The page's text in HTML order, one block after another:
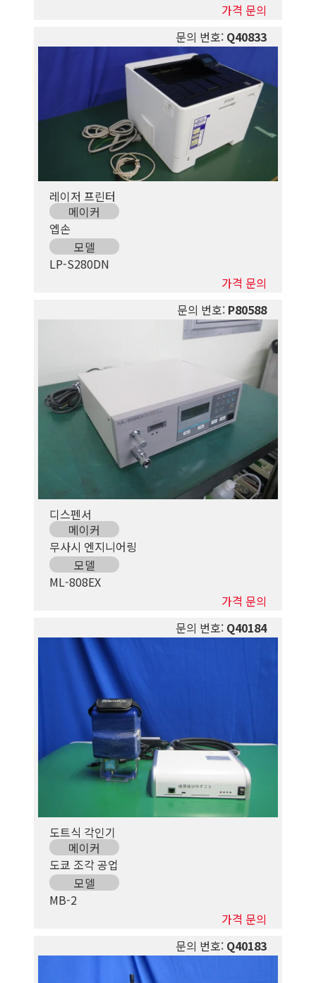
가격 문의
문의 번호:Q40833
레이저 프린터
메이커
엡손
모델
LP-S280DN
가격 문의
문의 번호:P80588
디스펜서
메이커
무사시 엔지니어링
모델
ML-808EX
가격 문의
문의 번호:Q40184
도트식 각인기
메이커
도쿄 조각 공업
모델
MB-2
가격 문의
문의 번호:Q40183